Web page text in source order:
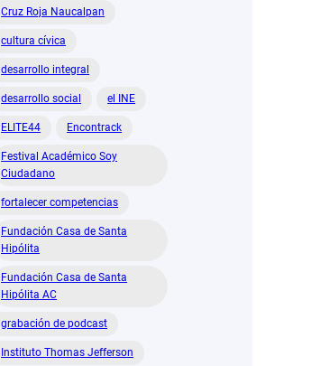
Cruz Roja Naucalpan
cultura cívica
desarrollo integral
desarrollo social el INE
ELITE44 Encontrack
Festival Académico Soy
Ciudadano
fortalecer competencias
Fundación Casa de Santa
Hipólita
Fundación Casa de Santa
Hipólita AC
grabación de podcast
Instituto Thomas Jefferson